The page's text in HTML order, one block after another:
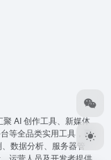
AI 创作工具、新媒体
等全品类实用工具，覆
数据分析、服务器管
运营人员及开发者提供